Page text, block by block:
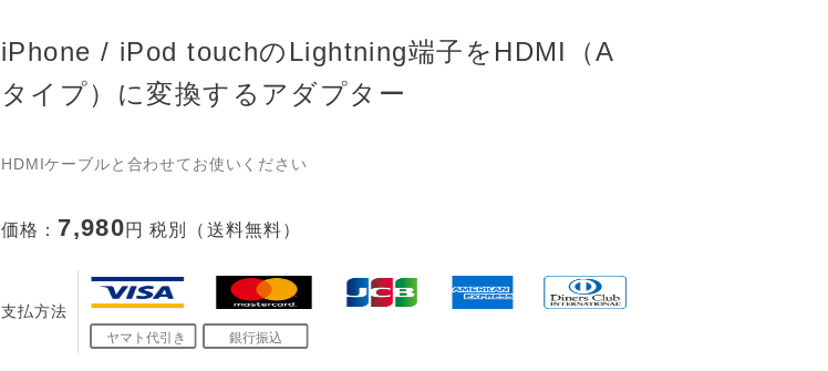
iPhone / iPod touchのLightning端子をHDMI（A
タイプ）に変換するアダプター
HDMIケーブルと合わせてお使いください
価格： 7,980円 税別（送料無料）
支払方法